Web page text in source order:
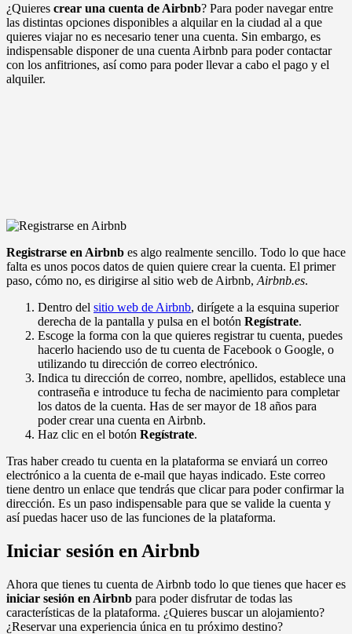
¿Quieres crear una cuenta de Airbnb? Para poder navegar entre
las distintas opciones disponibles a alquilar en la ciudad al a que
quieres viajar no es necesario tener una cuenta. Sin embargo, es
indispensable disponer de una cuenta Airbnb para poder contactar
con los anfitriones, así como para poder llevar a cabo el pago y el
alquiler.
Registrarse en Airbnb es algo realmente sencillo. Todo lo que hace
falta es unos pocos datos de quien quiere crear la cuenta. El primer
paso, cómo no, es dirigirse al sitio web de Airbnb, Airbnb.es.
Dentro del sitio web de Airbnb, dirígete a la esquina superior
derecha de la pantalla y pulsa en el botón Regístrate.
Escoge la forma con la que quieres registrar tu cuenta, puedes
hacerlo haciendo uso de tu cuenta de Facebook o Google, o
utilizando tu dirección de correo electrónico.
Indica tu dirección de correo, nombre, apellidos, establece una
contraseña e introduce tu fecha de nacimiento para completar
los datos de la cuenta. Has de ser mayor de 18 años para
poder crear una cuenta en Airbnb.
Haz clic en el botón Regístrate.
Tras haber creado tu cuenta en la plataforma se enviará un correo
electrónico a la cuenta de e-mail que hayas indicado. Este correo
tiene dentro un enlace que tendrás que clicar para poder confirmar la
dirección. Es un paso indispensable para que se valide la cuenta y
así puedas hacer uso de las funciones de la plataforma.
Iniciar sesión en Airbnb
Ahora que tienes tu cuenta de Airbnb todo lo que tienes que hacer es
iniciar sesión en Airbnb para poder disfrutar de todas las
características de la plataforma. ¿Quieres buscar un alojamiento?
¿Reservar una experiencia única en tu próximo destino?